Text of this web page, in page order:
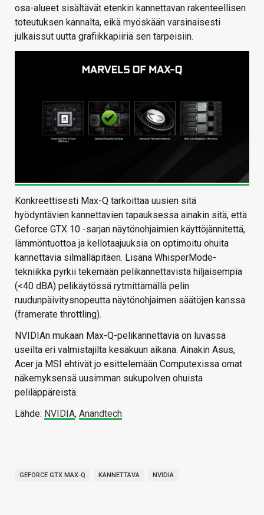
osa-alueet sisältävät etenkin kannettavan rakenteellisen
toteutuksen kannalta, eikä myöskään varsinaisesti
julkaissut uutta grafiikkapiiriä sen tarpeisiin.
Konkreettisesti Max-Q tarkoittaa uusien sitä
hyödyntävien kannettavien tapauksessa ainakin sitä, että
Geforce GTX 10 -sarjan näytönohjaimien käyttöjännitettä,
lämmöntuottoa ja kellotaajuuksia on optimoitu ohuita
kannettavia silmälläpitäen. Lisänä WhisperMode-
tekniikka pyrkii tekemään pelikannettavista hiljaisempia
(<40 dBA) pelikäytössä rytmittämällä pelin
ruudunpäivitysnopeutta näytönohjaimen säätöjen kanssa
(framerate throttling).
NVIDIAn mukaan Max-Q-pelikannettavia on luvassa
useilta eri valmistajilta kesäkuun aikana. Ainakin Asus,
Acer ja MSI ehtivät jo esittelemään Computexissa omat
näkemyksensä uusimman sukupolven ohuista
peliläppäreistä.
Lähde: NVIDIA, Anandtech
GEFORCE GTX MAX-Q KANNETTAVA NVIDIA